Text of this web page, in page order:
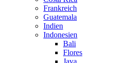
Frankreich
Guatemala
Indien
Indonesien
Bali
Flores
Java